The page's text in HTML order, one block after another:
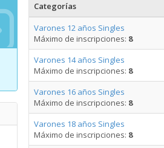
Categorías
Varones 12 años Singles
Máximo de inscripciones: 8
Varones 14 años Singles
Máximo de inscripciones: 8
Varones 16 años Singles
Máximo de inscripciones: 8
Varones 18 años Singles
Máximo de inscripciones: 8